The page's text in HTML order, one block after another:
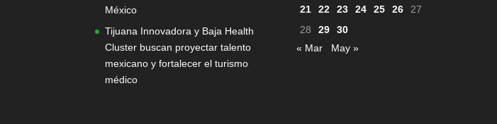
México
Tijuana Innovadora y Baja Health
Cluster buscan proyectar talento
mexicano y fortalecer el turismo
médico
21
22 23 24 25 26
27
28
29
30
« Mar
May »